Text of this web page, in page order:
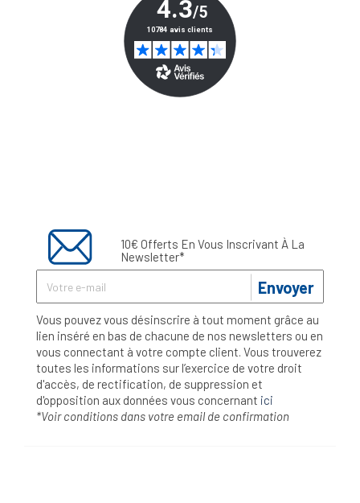
10€ Offerts En Vous Inscrivant À La
Newsletter*
Envoyer
Vous pouvez vous désinscrire à tout moment grâce au
lien inséré en bas de chacune de nos newsletters ou en
vous connectant à votre compte client. Vous trouverez
toutes les informations sur l’exercice de votre droit
d'accès, de rectification, de suppression et
d'opposition aux données vous concernant ici
*Voir conditions dans votre email de confirmation